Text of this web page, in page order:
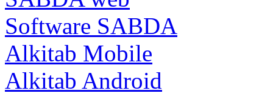
Software SABDA
Alkitab Mobile
Alkitab Android